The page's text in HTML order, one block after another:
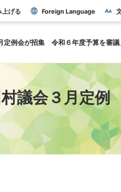
上げる Foreign Language
定例会が招集 令和６年度予算を審議
議会３月定例